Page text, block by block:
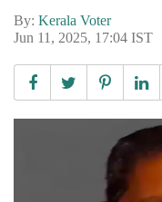
By: Kerala Voter
Jun 11, 2025, 17:04 IST